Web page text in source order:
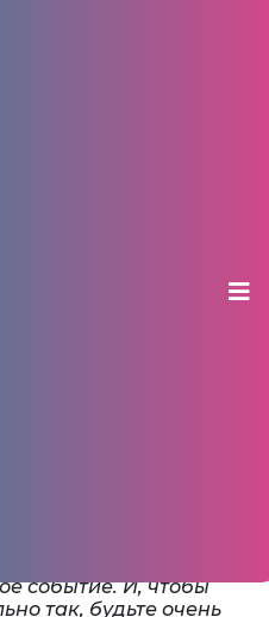
событие. И, чтобы
так, будьте очень